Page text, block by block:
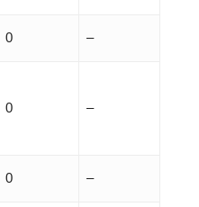
0 –
0 –
0 –